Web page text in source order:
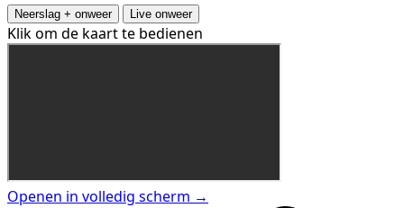
Neerslag + onweer Live onweer
Klik om de kaart te bedienen
Openen in volledig scherm →